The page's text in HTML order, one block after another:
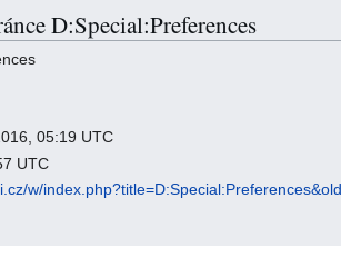
D:Special:Preferences
05:19 UTC
UTC
w/